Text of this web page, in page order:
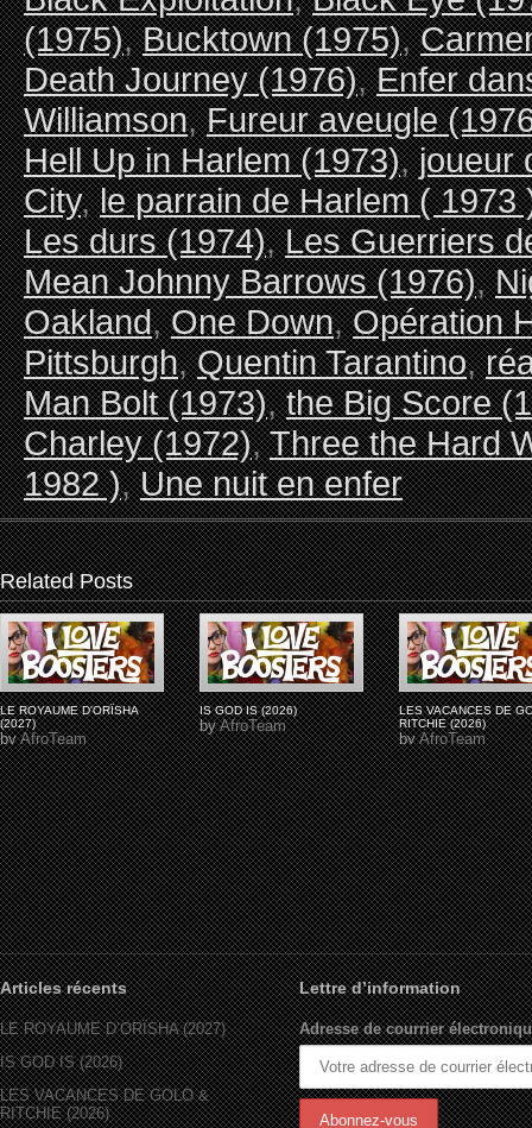
(1975),Bucktown (1975),
Death Journey (1976),Enfer
Williamson,Fureur aveugle
Hell Up in Harlem (1973),joueur
City,le parrain de Harlem ( 1973
Les durs (1974),Les Guerriers
Mean Johnny Barrows (1976),
Oakland,One Down,Opération
Pittsburgh,Quentin Tarantino,
Man Bolt (1973),the Big Score
Charley (1972),Three the Hard
1982 ),Une nuit en enfer
Related Posts
LE ROYAUME D'ORÏSHA
(2027)
byAfroTeam
IS GOD IS (2026)
byAfroTeam
LES VACANCES DE
RITCHIE (2026)
byAfroTeam
Articles récents
LE ROYAUME D’ORÏSHA (2027)
IS GOD IS (2026)
LES VACANCES DE GOLO &
RITCHIE (2026)
Lettre d’information
Adresse de courrier